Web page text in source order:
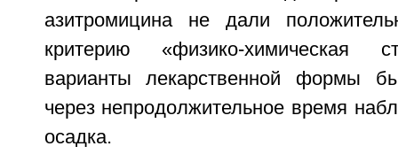
азитромицина не дали
критерию «физико-химическая
варианты лекарственной формы
через непродолжительное время
осадка.